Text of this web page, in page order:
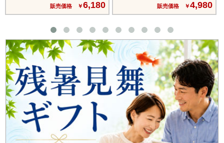
販売価格 ￥6,180 販売価格 ￥4,980